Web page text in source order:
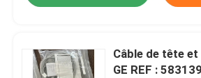
Câble de tête
GE REF :